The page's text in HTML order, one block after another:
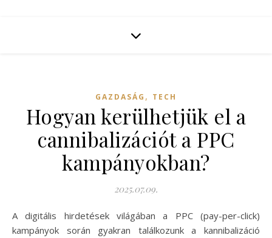
GAZDASÁG , TECH
Hogyan kerülhetjük el a
cannibalizációt a PPC
kampányokban?
2025.07.09.
A digitális hirdetések világában a PPC (pay-per-click)
kampányok során gyakran találkozunk a kannibalizáció